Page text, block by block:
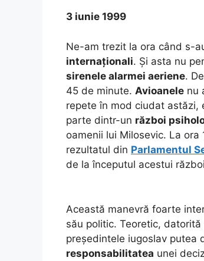
3 iunie 1999
Ne-am trezit la ora când s-
internaționali. Și asta nu
sirenele alarmei aeriene.
45 de minute. Avioanele nu
repete în mod ciudat astăzi,
parte dintr-un război
oamenii lui Milosevic. La
rezultatul din Parlamentul
de la începutul acestui
Această manevră foarte
său politic. Teoretic,
președintele iugoslav putea
responsabilitatea unei